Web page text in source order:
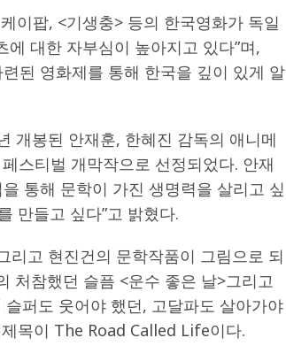
이팝, <기생충> 등의 한국영화가 독일
대한 자부심이 높아지고 있다”며,
된 영화제를 통해 한국을 깊이 있게 알
개봉된 안재훈, 한혜진 감독의 애니메
스티벌 개막작으로 선정되었다. 안재
통해 문학이 가진 생명력을 살리고 싶
만들고 싶다”고 밝혔다.
리고 현진건의 문학작품이 그림으로 되
처참했던 슬픔 <운수 좋은 날>그리고
퍼도 웃어야 했던, 고달파도 살아가야
목이 The Road Called Life이다.